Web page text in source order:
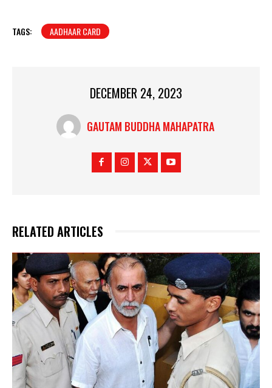
TAGS: AADHAAR CARD
DECEMBER 24, 2023
GAUTAM BUDDHA MAHAPATRA
RELATED ARTICLES